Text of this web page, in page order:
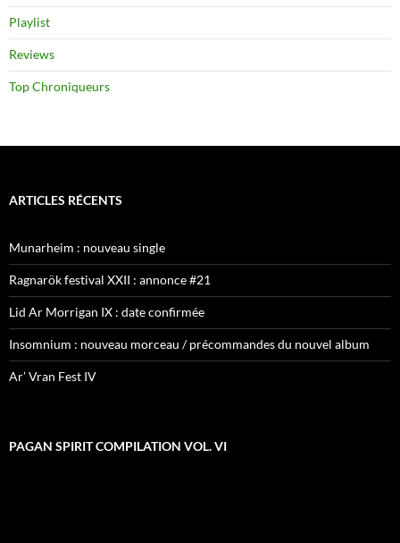
Playlist
Reviews
Top Chroniqueurs
ARTICLES RÉCENTS
Munarheim : nouveau single
Ragnarök festival XXII : annonce #21
Lid Ar Morrigan IX : date confirmée
Insomnium : nouveau morceau / précommandes du nouvel album
Ar’ Vran Fest IV
PAGAN SPIRIT COMPILATION VOL. VI